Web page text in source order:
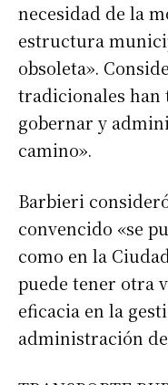
Suscribirme
Dirección de correo
Nombre
Número de teléfono
necesidad de la
estructura
obsoleta».
tradicionales han
gobernar y
camino».
Barbieri
convencido «se
como en la
puede tener otra
eficacia en la
administración